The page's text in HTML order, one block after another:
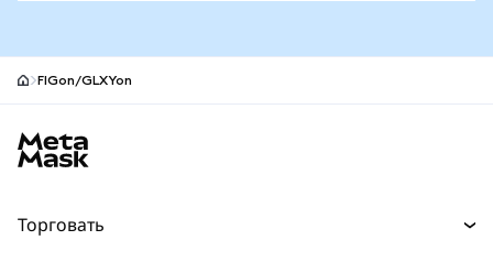
FIGon/GLXYon
Торговать